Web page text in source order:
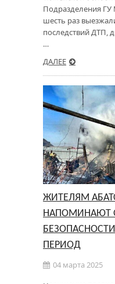
Подразделения
шесть раз
последствий ДТП,
…
ДАЛЕЕ
ЖИТЕЛЯМ
НАПОМИНАЮТ
ПЕРИОД
04 марта 2025